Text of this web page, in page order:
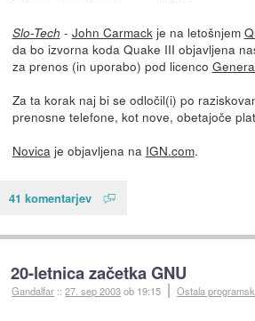
Slo-Tech - John Carmackje na letošnjem
da bo izvorna koda Quake III objavljena
za prenos (in uporabo) pod licenco
Za ta korak naj bi se odločil(i) po
prenosne telefone, kot nove, obetajoče
Novicaje objavljena na IGN.com.
41 komentarjev
20-letnica začetka GNU
Gandalfar ::27. sep 2003ob 19:15 Ostala